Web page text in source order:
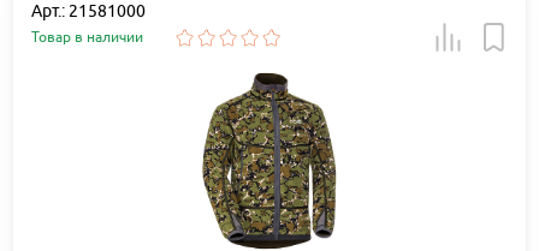
Арт.: 21581000
Товар в наличии